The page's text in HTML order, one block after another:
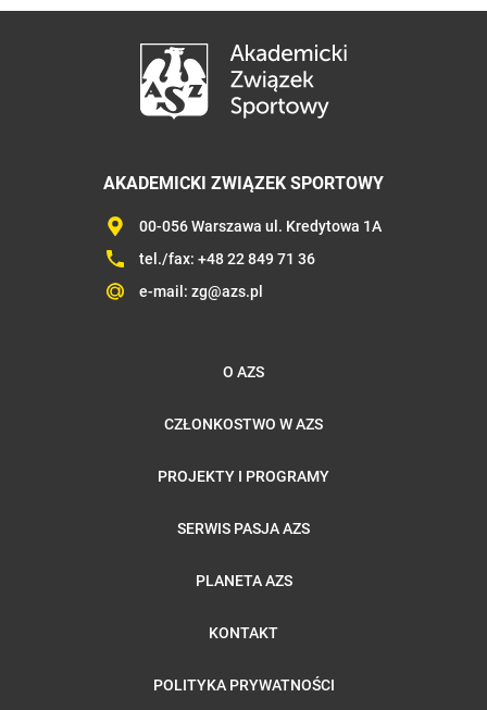
AKADEMICKI ZWIĄZEK SPORTOWY
00-056 Warszawa ul. Kredytowa 1A
tel./fax: +48 22 849 71 36
e-mail: zg@azs.pl
O AZS
CZŁONKOSTWO W AZS
PROJEKTY I PROGRAMY
SERWIS PASJA AZS
PLANETA AZS
KONTAKT
POLITYKA PRYWATNOŚCI